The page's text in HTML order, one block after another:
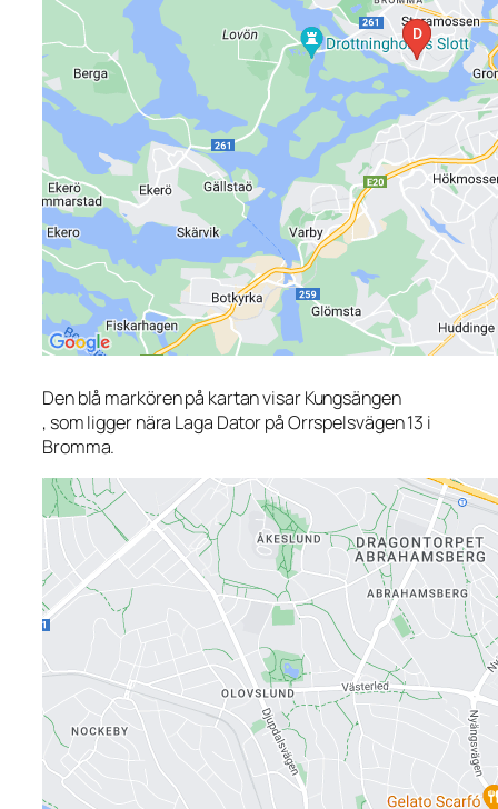
Den blå markören på kartan visar Kungsängen
, som ligger nära Laga Dator på Orrspelsvägen 13 i
Bromma.